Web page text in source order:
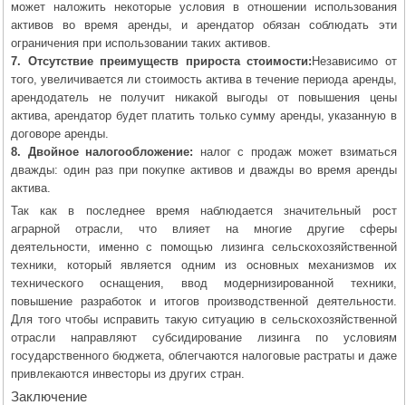
может наложить некоторые условия в отношении использования
активов во время аренды, и арендатор обязан соблюдать эти
ограничения при использовании таких активов.
7. Отсутствие преимуществ прироста стоимости:Независимо от
того, увеличивается ли стоимость актива в течение периода аренды,
арендодатель не получит никакой выгоды от повышения цены
актива, арендатор будет платить только сумму аренды, указанную в
договоре аренды.
8. Двойное налогообложение: налог с продаж может взиматься
дважды: один раз при покупке активов и дважды во время аренды
актива.
Так как в последнее время наблюдается значительный рост
аграрной отрасли, что влияет на многие другие сферы
деятельности, именно с помощью лизинга сельскохозяйственной
техники, который является одним из основных механизмов их
технического оснащения, ввод модернизированной техники,
повышение разработок и итогов производственной деятельности.
Для того чтобы исправить такую ситуацию в сельскохозяйственной
отрасли направляют субсидирование лизинга по условиям
государственного бюджета, облегчаются налоговые растраты и даже
привлекаются инвесторы из других стран.
Заключение